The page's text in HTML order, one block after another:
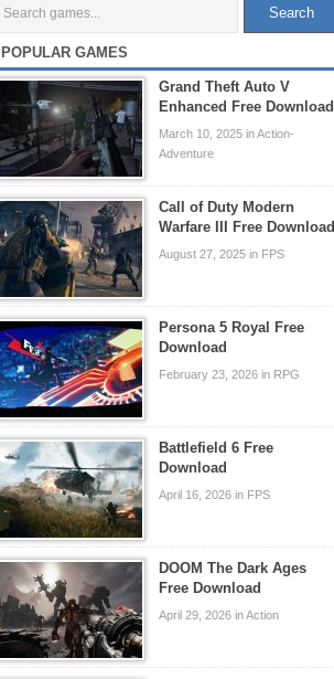
POPULAR GAMES
Grand Theft Auto V
Enhanced Free Download
March 10, 2025 in Action-
Adventure
Call of Duty Modern
Warfare III Free Download
August 27, 2025 in FPS
Persona 5 Royal Free
Download
February 23, 2026 in RPG
Battlefield 6 Free
Download
April 16, 2026 in FPS
DOOM The Dark Ages
Free Download
April 29, 2026 in Action